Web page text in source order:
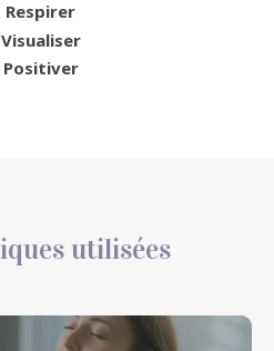
Respirer
Visualiser
Positiver
utilisées